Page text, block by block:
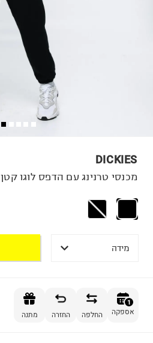
DICKIES
מכנסי טרנינג עם הדפס לוגו קטן
מידה
1
אספקה החלפה החזרה מתנה